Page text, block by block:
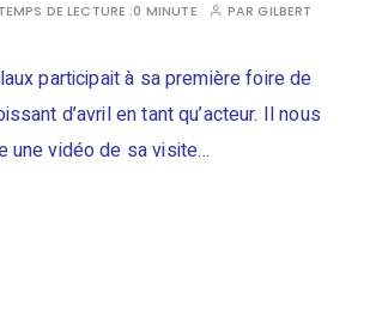
TEMPS DE LECTURE :0 MINUTE PARGILBERT
participait à sa première foire de
d’avril en tant qu’acteur. Il nous
une vidéo de sa visite…